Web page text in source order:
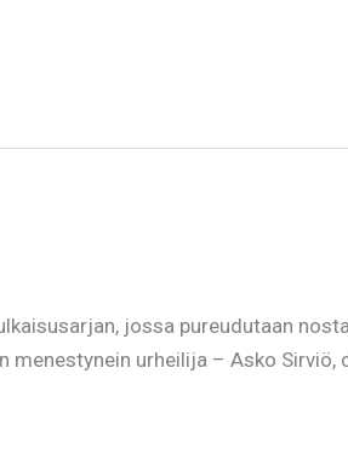
jossa pureudutaan
urheilija – Asko Sirviö,